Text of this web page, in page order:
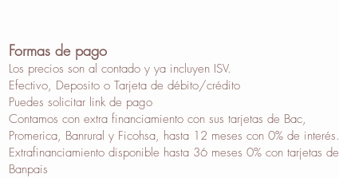
Formas de pago
Los precios son al contado y ya incluyen ISV.
Efectivo, Deposito o Tarjeta de débito/crédito
Puedes solicitar link de pago
Contamos con extra financiamiento con sus tarjetas de Bac,
Promerica, Banrural y Ficohsa, hasta 12 meses con 0% de interés.
Extrafinanciamiento disponible hasta 36 meses 0% con tarjetas de
Banpais